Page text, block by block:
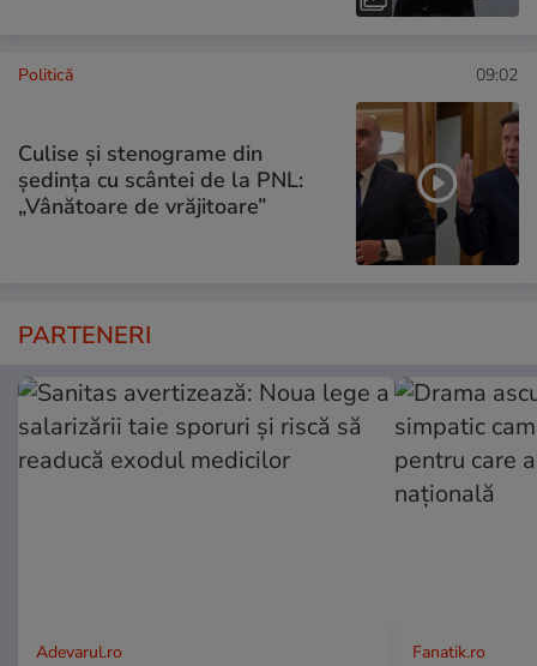
Politică 09:02
Culise și stenograme din
ședința cu scântei de la PNL:
„Vânătoare de vrăjitoare”
PARTENERI
Adevarul.ro Fanatik.ro